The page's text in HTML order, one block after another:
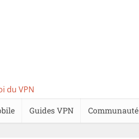
du VPN
Guides VPN Communauté